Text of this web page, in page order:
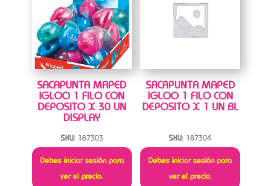
SACAPUNTA MAPED
IGLOO 1 FILO CON
DEPOSITO X 30 UN
DISPLAY
SKU: 187303
Debes iniciar sesión para
ver el precio.
SACAPUNTA MAPED
IGLOO 1 FILO CON
DEPOSITO X 1 UN BL
SKU: 187304
Debes iniciar sesión para
ver el precio.